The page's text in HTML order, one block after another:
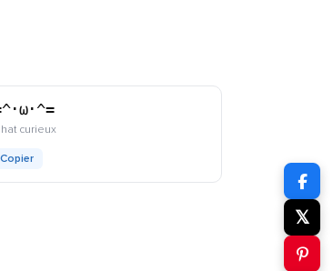
･ω･^=
curieuxkaomoji
Copier
𝕏